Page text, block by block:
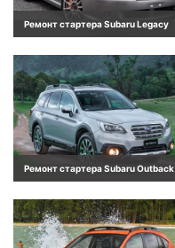
Ремонт стартера Subaru Legacy
Ремонт стартера Subaru Outback